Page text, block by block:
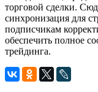
торговой сделки.
синхронизация для
подписчикам
обеспечить полное
трейдинга.